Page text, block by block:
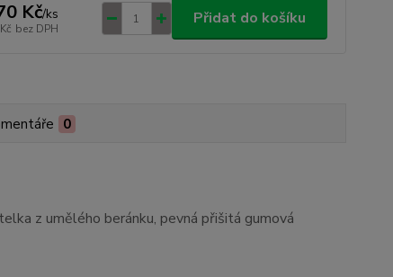
Kč/ks
bez DPH
Přidat do košíku
0
z umělého beránku, pevná přišitá gumová